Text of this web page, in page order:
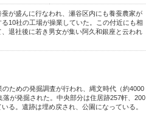
が盛んに行なわれ、瀬谷区内にも養蚕農家が
10社の工場が操業していた。この付近にも相
退社後に若き男女が集い阿久和銀座と云われ
ための発掘調査が行われ、縄文時代（約4000
落が発掘された。中央部分は住居跡257軒、200
る。遺跡は埋め戻され、公園になっている。